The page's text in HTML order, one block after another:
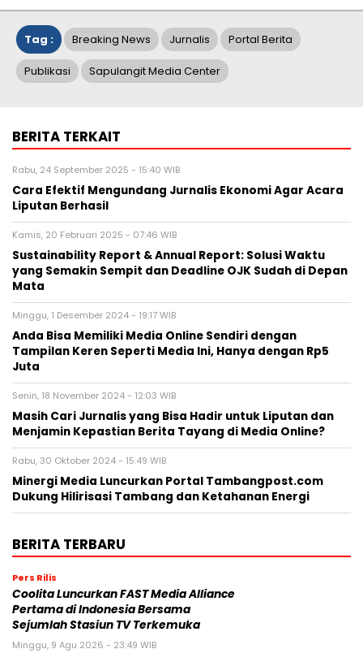
Tag : Breaking News Jurnalis Portal Berita
Publikasi Sapulangit Media Center
BERITA TERKAIT
Rabu, 24 September 2025 - 15:40 WIB
Cara Efektif Mengundang Jurnalis Ekonomi Agar Acara
Liputan Berhasil
Kamis, 20 Februari 2025 - 07:46 WIB
Sustainability Report & Annual Report: Solusi Waktu
yang Semakin Sempit dan Deadline OJK Sudah di Depan
Mata
Minggu, 1 Desember 2024 - 19:17 WIB
Anda Bisa Memiliki Media Online Sendiri dengan
Tampilan Keren Seperti Media Ini, Hanya dengan Rp5
Juta
Senin, 18 November 2024 - 12:03 WIB
Masih Cari Jurnalis yang Bisa Hadir untuk Liputan dan
Menjamin Kepastian Berita Tayang di Media Online?
Rabu, 30 Oktober 2024 - 15:49 WIB
Minergi Media Luncurkan Portal Tambangpost.com
Dukung Hilirisasi Tambang dan Ketahanan Energi
BERITA TERBARU
Pers Rilis
Coolita Luncurkan FAST Media Alliance
Pertama di Indonesia Bersama
Sejumlah Stasiun TV Terkemuka
Minggu, 9 Agu 2026 - 23:49 WIB